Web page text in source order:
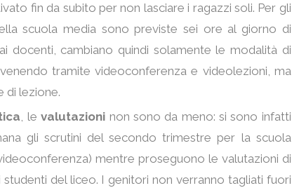
fin da subito per non lasciare i ragazzi soli. Per gli
scuola media sono previste sei ore al giorno di
docenti, cambiano quindi solamente le modalità di
tramite videoconferenza e videolezioni, ma
di lezione.
, levalutazioni non sono da meno: si sono infatti
gli scrutini del secondo trimestre per la scuola
mentre proseguono le valutazioni di
del liceo. I genitori non verranno tagliati fuori